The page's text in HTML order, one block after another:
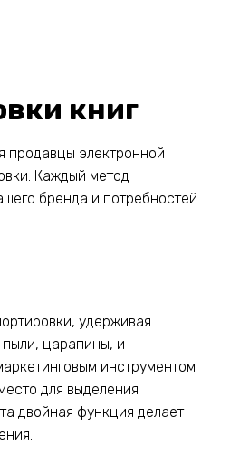
книг
продавцы электронной
Каждый метод
бренда и потребностей
удерживая
царапины, и
инструментом
для выделения
двойная функция делает